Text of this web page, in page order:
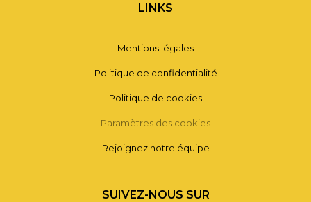
LINKS
Mentions légales
Politique de confidentialité
Politique de cookies
Paramètres des cookies
Rejoignez notre équipe
SUIVEZ-NOUS SUR